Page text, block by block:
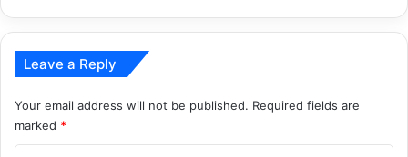
Leave a Reply
Your email address will not be published. Required fields are
marked *